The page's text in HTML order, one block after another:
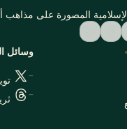
المصورة على مذاهب
وسائل